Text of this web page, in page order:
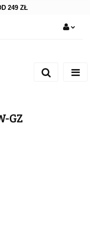
249 ZŁ
Zarejestruj się
GZ